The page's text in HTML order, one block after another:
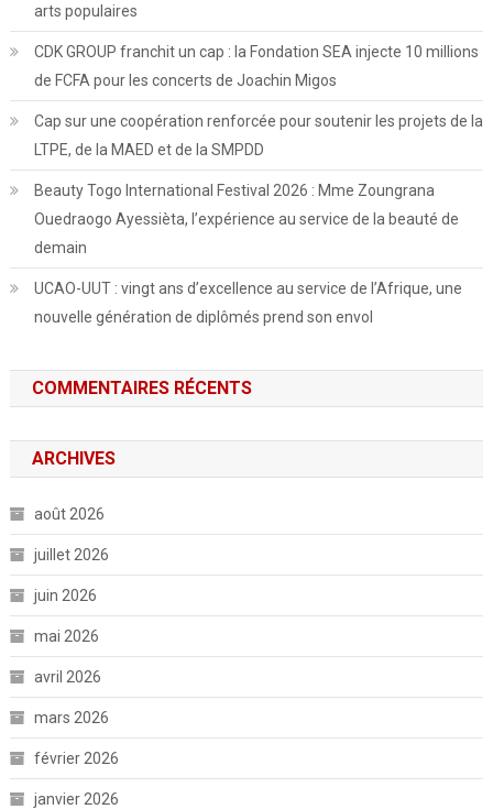
arts populaires
CDK GROUP franchit un cap : la Fondation SEA injecte 10 millions
de FCFA pour les concerts de Joachin Migos
Cap sur une coopération renforcée pour soutenir les projets de la
LTPE, de la MAED et de la SMPDD
Beauty Togo International Festival 2026 : Mme Zoungrana
Ouedraogo Ayessièta, l’expérience au service de la beauté de
demain
UCAO-UUT : vingt ans d’excellence au service de l’Afrique, une
nouvelle génération de diplômés prend son envol
COMMENTAIRES RÉCENTS
ARCHIVES
août 2026
juillet 2026
juin 2026
mai 2026
avril 2026
mars 2026
février 2026
janvier 2026